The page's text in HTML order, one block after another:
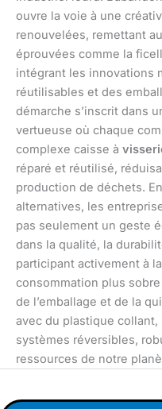
ouvre la voie à une
renouvelées, remettant
éprouvées comme la
intégrant les innovations
réutilisables et des
démarche s’inscrit dans
vertueuse où chaque
complexe caisse à
réparé et réutilisé,
production de déchets.
alternatives, les
pas seulement un geste
dans la qualité, la
participant activement à
consommation plus
de l’emballage et de la
avec du plastique
systèmes réversibles,
ressources de notre